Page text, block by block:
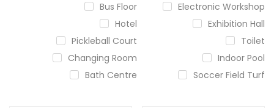
Bus Floor
Electronic Workshop
Hotel
Exhibition Hall
Pickleball Court
Toilet
Changing Room
Indoor Pool
Bath Centre
Soccer Field Turf